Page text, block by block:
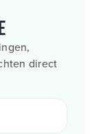
direct